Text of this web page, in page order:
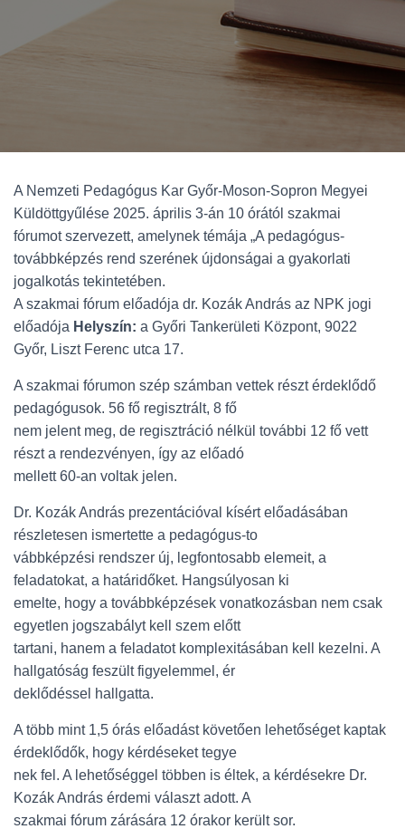
A Nemzeti Pedagógus Kar Győr-Moson-Sopron Megyei
Küldöttgyűlése 2025. április 3-án 10 órától szakmai
fórumot szervezett, amelynek témája „A pedagógus-
továbbképzés rend szerének újdonságai a gyakorlati
jogalkotás tekintetében.
A szakmai fórum előadója dr. Kozák András az NPK jogi
előadója Helyszín: a Győri Tankerületi Központ, 9022
Győr, Liszt Ferenc utca 17.
A szakmai fórumon szép számban vettek részt érdeklődő
pedagógusok. 56 fő regisztrált, 8 fő
nem jelent meg, de regisztráció nélkül további 12 fő vett
részt a rendezvényen, így az előadó
mellett 60-an voltak jelen.
Dr. Kozák András prezentációval kísért előadásában
részletesen ismertette a pedagógus-to
vábbképzési rendszer új, legfontosabb elemeit, a
feladatokat, a határidőket. Hangsúlyosan ki
emelte, hogy a továbbképzések vonatkozásban nem csak
egyetlen jogszabályt kell szem előtt
tartani, hanem a feladatot komplexitásában kell kezelni. A
hallgatóság feszült figyelemmel, ér
deklődéssel hallgatta.
A több mint 1,5 órás előadást követően lehetőséget kaptak
érdeklődők, hogy kérdéseket tegye
nek fel. A lehetőséggel többen is éltek, a kérdésekre Dr.
Kozák András érdemi választ adott. A
szakmai fórum zárására 12 órakor került sor.